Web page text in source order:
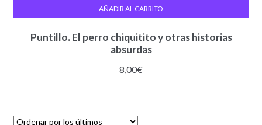
Puntillo. El perro chiquitito y otras historias
absurdas
8,00€
AÑADIR AL CARRITO